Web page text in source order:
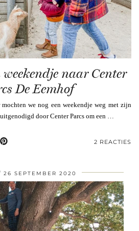
naar Center
De Eemhof
we nog een weekendje weg met zijn
door Center Parcs om een …
2 REACTIES
26 SEPTEMBER 2020